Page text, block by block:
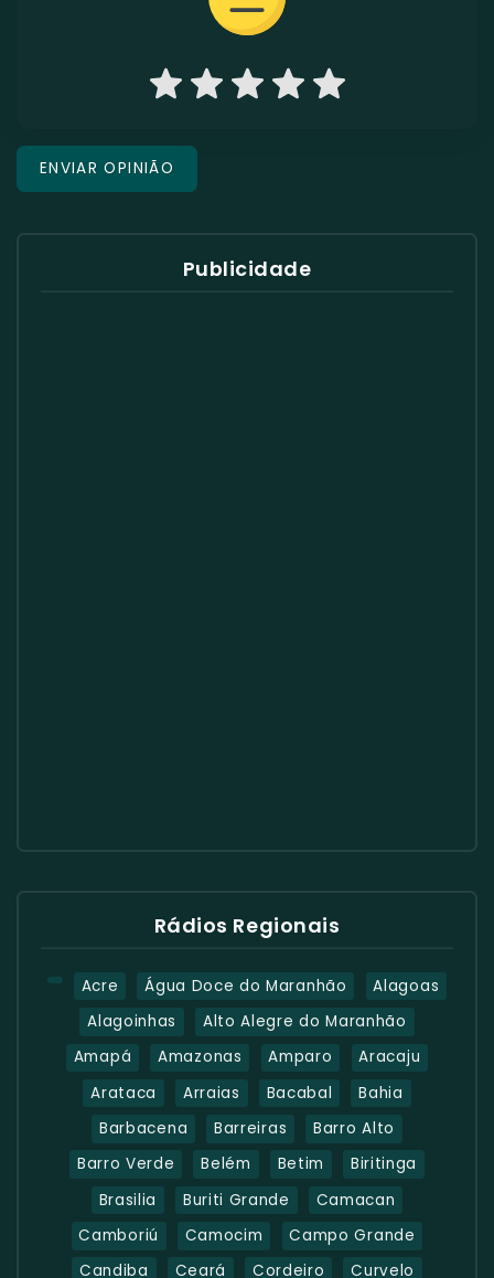
Publicidade
Rádios Regionais
Acre Água Doce do Maranhão
Alagoas
Alagoinhas
Alto Alegre do Maranhão
Amapá
Amazonas Amparo
Aracaju
Arataca
Arraias Bacabal
Bahia
Barbacena
Barreiras
Barro Alto
Barro Verde
Belém Betim
Biritinga
Brasilia
Buriti Grande
Camacan
Camboriú
Camocim
Campo Grande
Candiba
Ceará Cordeiro Curvelo